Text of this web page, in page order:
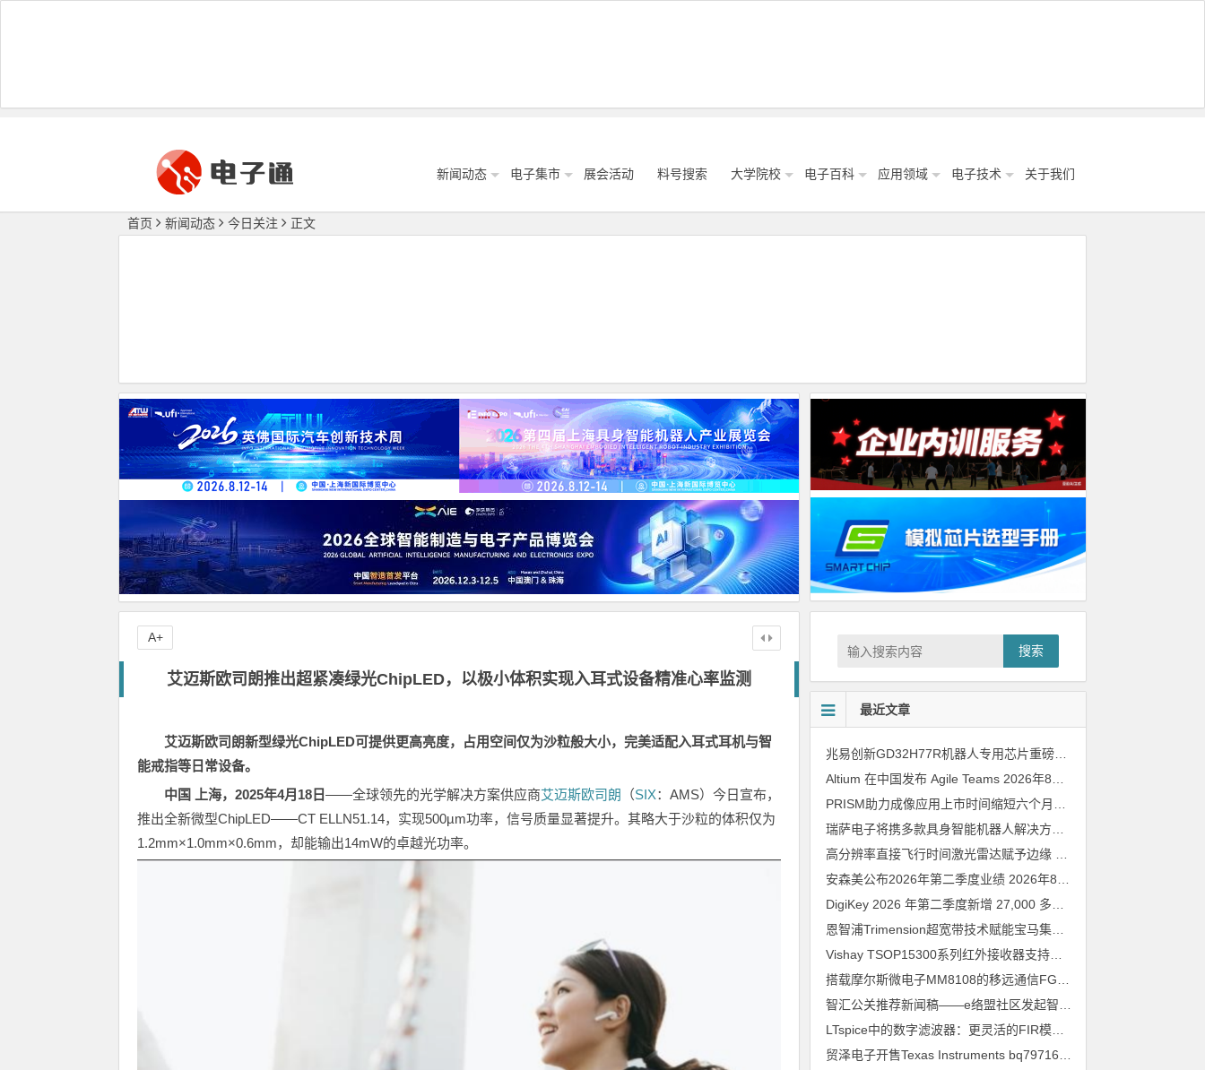
新闻动态 电子集市 展会活动 料号搜索 大学院校 电子百科 应用领域 电子技术 关于我们
首页 新闻动态 今日关注 正文
艾迈斯欧司朗推出超紧凑绿光ChipLED，以极小体积实现入耳式设备精准心率监测
艾迈斯欧司朗新型绿光ChipLED可提供更高亮度，占用空间仅为沙粒般大小，完美适配入耳式耳机与智
能戒指等日常设备。
中国 上海，2025年4月18日——全球领先的光学解决方案供应商艾迈斯欧司朗 （SIX：AMS）今日宣布，
推出全新微型ChipLED——CT ELLN51.14，实现500µm功率，信号质量显著提升。其略大于沙粒的体积仅为
1.2mm×1.0mm×0.6mm，却能输出14mW的卓越光功率。
A+
搜索
最近文章
兆易创新GD32H77R机器人专用芯片重磅亮相，精准赋能伺服驱动与关节控制
Altium 在中国发布 Agile Teams 2026年8月6日
安森美公布2026年第二季度业绩 2026年8月6日
恩智浦Trimension超宽带技术赋能宝马集团Digital Key Plus及生命体存在检测功能
Vishay TSOP15300系列红外接收器支持所有主流遥控代码
LTspice中的数字滤波器：更灵活的FIR模型